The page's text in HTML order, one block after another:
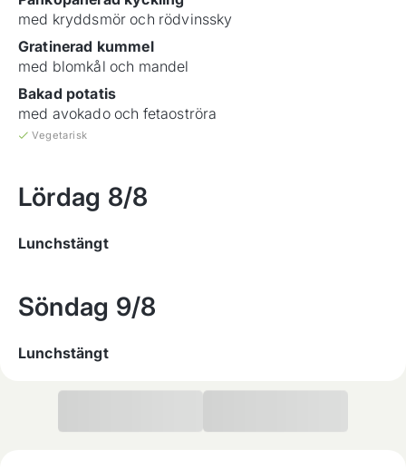
med kryddsmör och rödvinssky
Gratinerad kummel
med blomkål och mandel
Bakad potatis
med avokado och fetaoströra
Vegetarisk
Lördag 8/8
Lunchstängt
Söndag 9/8
Lunchstängt